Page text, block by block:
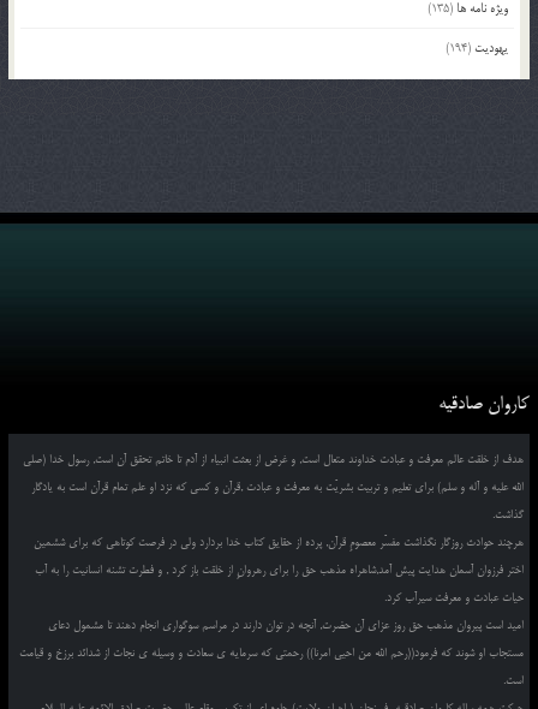
ویژه نامه ها (135)
یهودیت (194)
کاروان صادقیه
هدف از خلقت عالم معرفت و عبادت خداوند متعال است, و غرض از بعثت انبیاء از آدم تا خاتم تحقق آن است, رسول خدا (صلی
الله علیه و آله و سلم) برای تعلیم و تربیت بشریّت به معرفت و عبادت ,قرآن و کسی که نزد او علم تمام قرآن است به یادگار
گذاشت.
هرچند حوادث روزگار نگذاشت مفسّر معصومِ قرآن, پرده از حقایق کتاب خدا بردارد ولی در فرصت کوتاهی که برای ششمین
اختر فرزوان آسمان هدایت پیش آمد,شاهراه مذهب حق را برای رهروانِ از خلقت باز کرد , و فطرت تشنه انسانیت را به آب
حیات عبادت و معرفت سیرآب کرد.
امید است پیروان مذهب حق روز عزای آن حضرت, آنچه در توان دارند در مراسم سوگواری انجام دهند تا مشمول دعای
مستجاب او شوند که فرمود((رحم الله من احیی امرنا)) رحمتی که سرمایه ی سعادت و وسیله ی نجات از شدائد برزخ و قیامت
است.